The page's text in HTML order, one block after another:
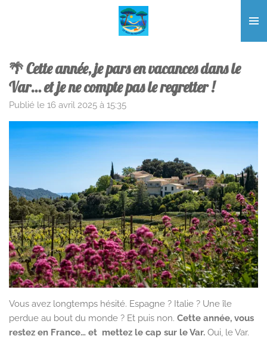
🌴 Cette année, je pars en vacances dans le
Var… et je ne compte pas le regretter !
Publié le 16 avril 2025 à 15:35
Vous avez longtemps hésité. Espagne ? Italie ? Une île
perdue au bout du monde ? Et puis non. Cette année, vous
restez en France… et mettez le cap sur le Var. Oui, le Var.